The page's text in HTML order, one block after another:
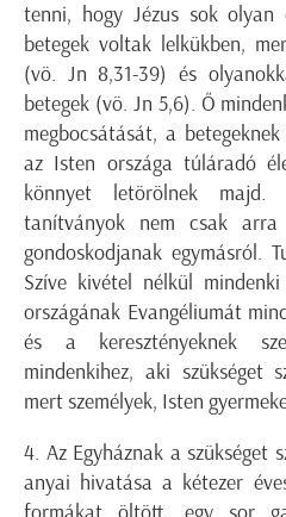
tenni, hogy Jézus sok
betegek voltak lelkükben,
(vö. Jn 8,31-39) és
betegek (vö. Jn 5,6). Ő
megbocsátását, a
az Isten országa túláradó
könnyet letörölnek majd.
tanítványok nem csak
gondoskodjanak egymásról.
Szíve kivétel nélkül
országának Evangéliumát
és a keresztényeknek
mindenkihez, aki szükséget
mert személyek, Isten
4. Az Egyháznak a szükséget
anyai hivatása a kétezer